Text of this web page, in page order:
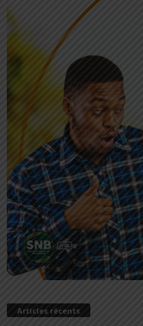
Articles récents